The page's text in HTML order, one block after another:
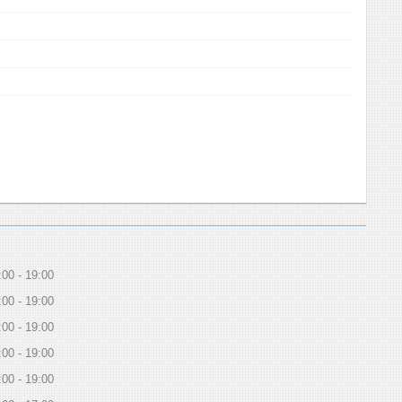
19:00
19:00
19:00
19:00
19:00